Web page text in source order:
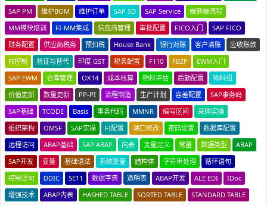
SAP PM
维护BOM 维护订单 SAP SD SAP Service
端到端流程
MM模块培训
FI-MM集成 供应商管理 审批配置 FICO入门
SAP FICO
财务配置
供应商税务 预扣税 House Bank 银行对账 客户清账
应收账款
FI控制
验证与替代 印度 GST 税务配置 F110 FBZP
EWM入门
SAP EWM
仓库管理 OX14 成本核算 物料评估 后勤配置
物料组
价值更新
数量更新 PP-PI 流程制造 生产计划 容差配置
SAP事务码
SAP基础
TCODE Basis 事务代码 MMNR 编号区间
采购实操
组织架构
OMSF SAP实操 FI配置 端口修改 密码设置
数据库配置
远程访问
ABAP基础 SAP ABAP 内表 变量定义 常量 数据类型
ABAP
SAP开发
变量 基础语法 系统变量 结构体 字符串处理
循环语句
控制语句
DDIC SE11 数据字典 透明表 ABAP开发 ALE EDI
IDoc
增强技术
ABAP内表 HASHED TABLE SORTED TABLE
STANDARD TABLE